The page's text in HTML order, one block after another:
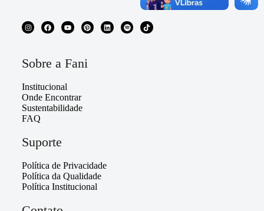
Sobre a Fani
Institucional
Onde Encontrar
Sustentabilidade
FAQ
Suporte
Política de Privacidade
Política da Qualidade
Política Institucional